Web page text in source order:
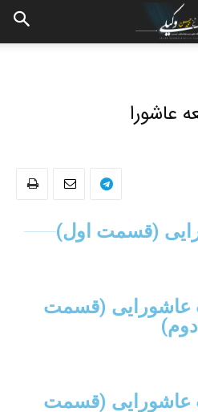
عاشورا
(قسمت اول)
عاشورایی (قسمت
دوم)
عاشورایی (قسمت